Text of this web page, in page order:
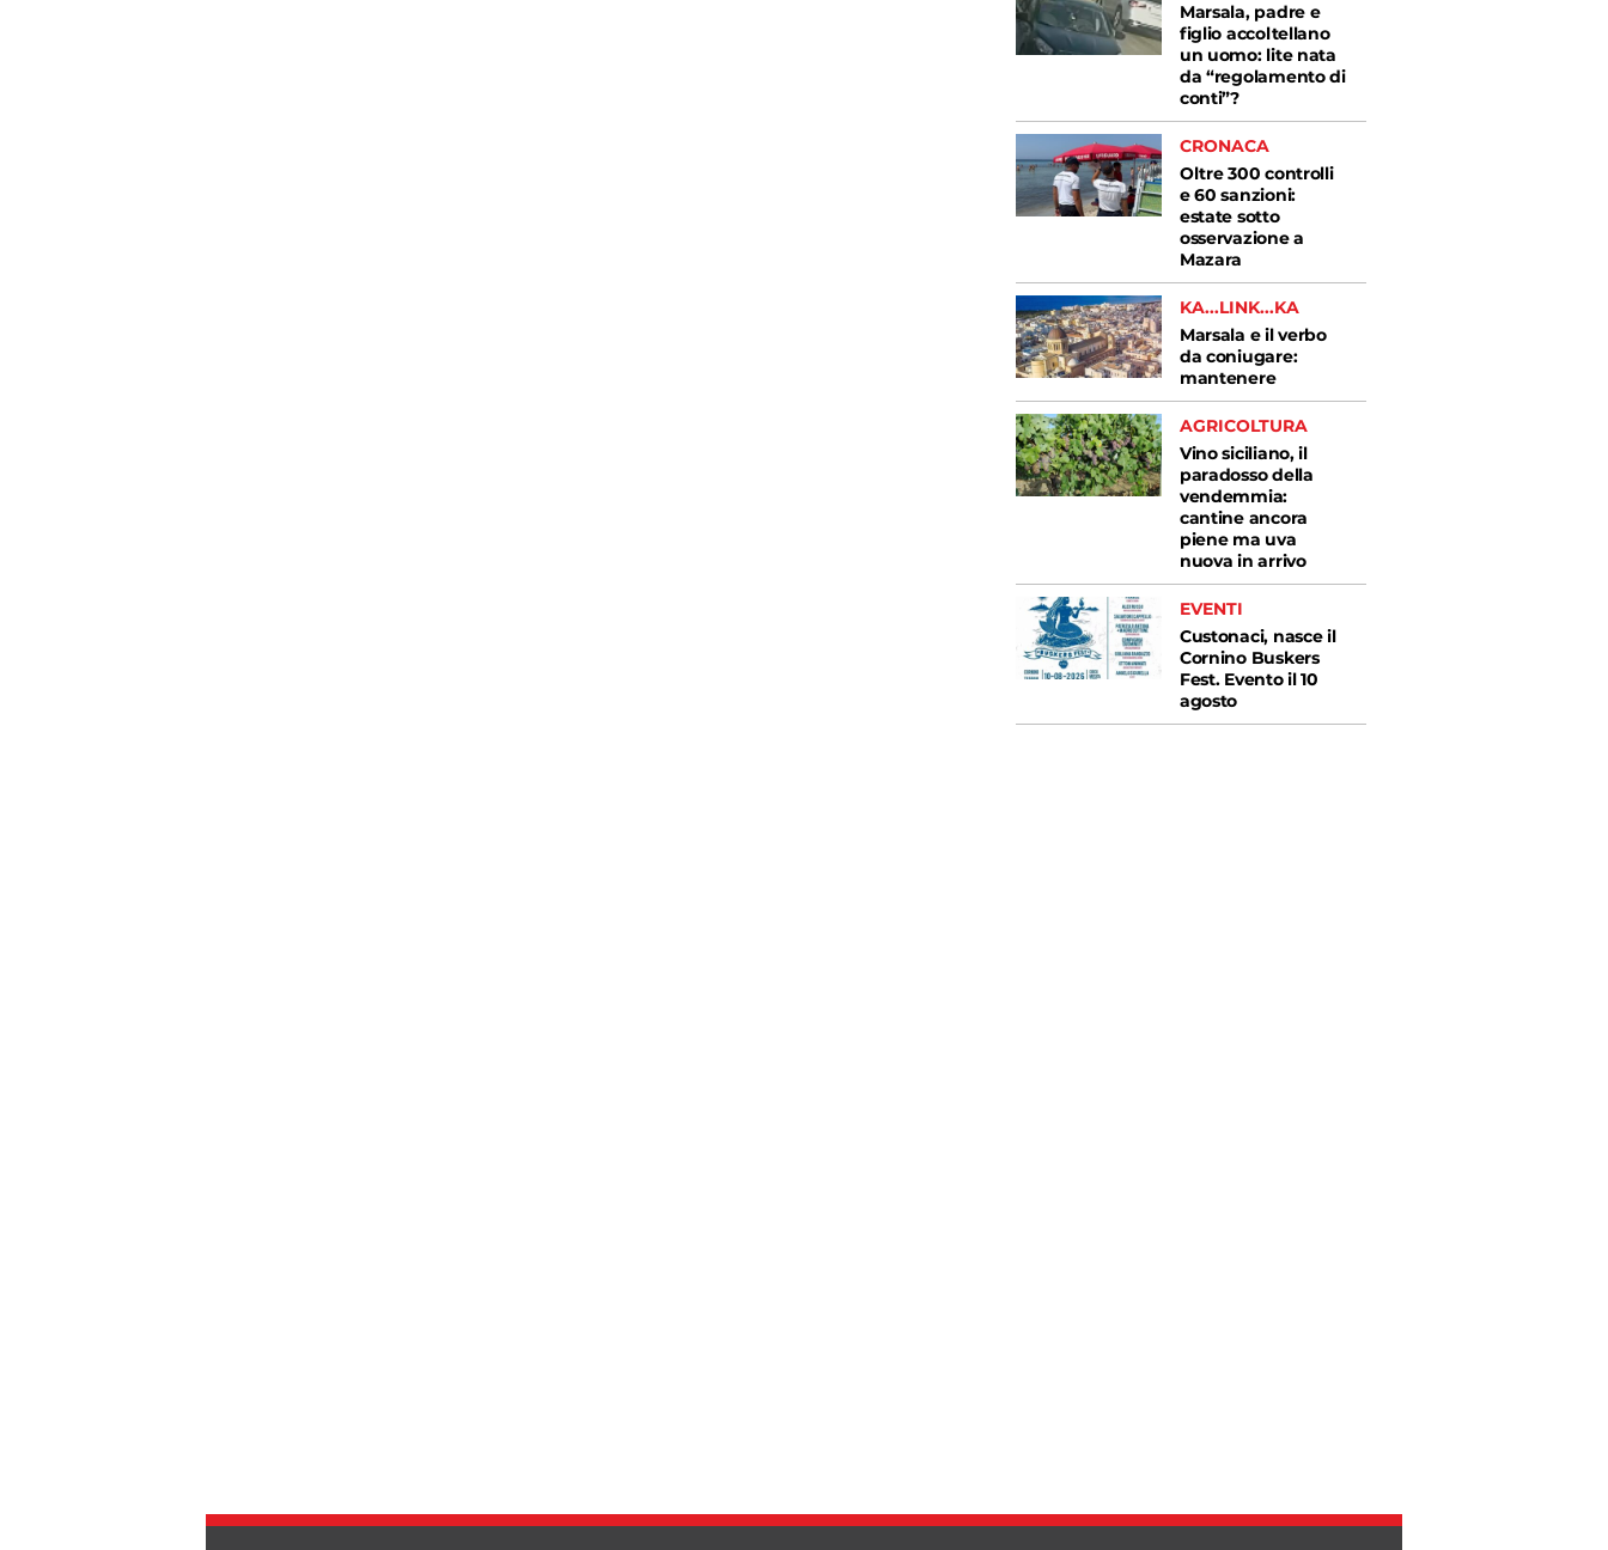
Marsala, padre e
figlio accoltellano
un uomo: lite nata
da “regolamento di
conti”?
CRONACA
Oltre 300 controlli
e 60 sanzioni:
estate sotto
osservazione a
Mazara
KA...LINK...KA
Marsala e il verbo
da coniugare:
mantenere
AGRICOLTURA
Vino siciliano, il
paradosso della
vendemmia:
cantine ancora
piene ma uva
nuova in arrivo
EVENTI
Custonaci, nasce il
Cornino Buskers
Fest. Evento il 10
agosto